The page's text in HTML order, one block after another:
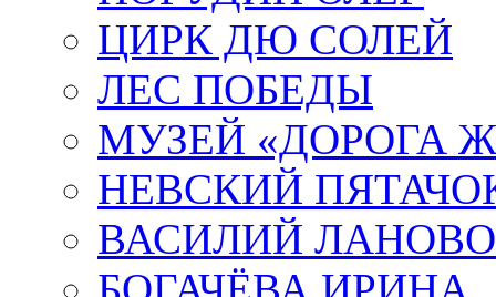
ЦИРК ДЮ СОЛЕЙ
ЛЕС ПОБЕДЫ
МУЗЕЙ «ДОРОГА
НЕВСКИЙ
ВАСИЛИЙ